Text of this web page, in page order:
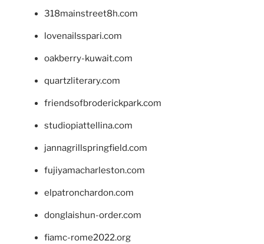
318mainstreet8h.com
lovenailsspari.com
oakberry-kuwait.com
quartzliterary.com
friendsofbroderickpark.com
studiopiattellina.com
jannagrillspringfield.com
fujiyamacharleston.com
elpatronchardon.com
donglaishun-order.com
fiamc-rome2022.org